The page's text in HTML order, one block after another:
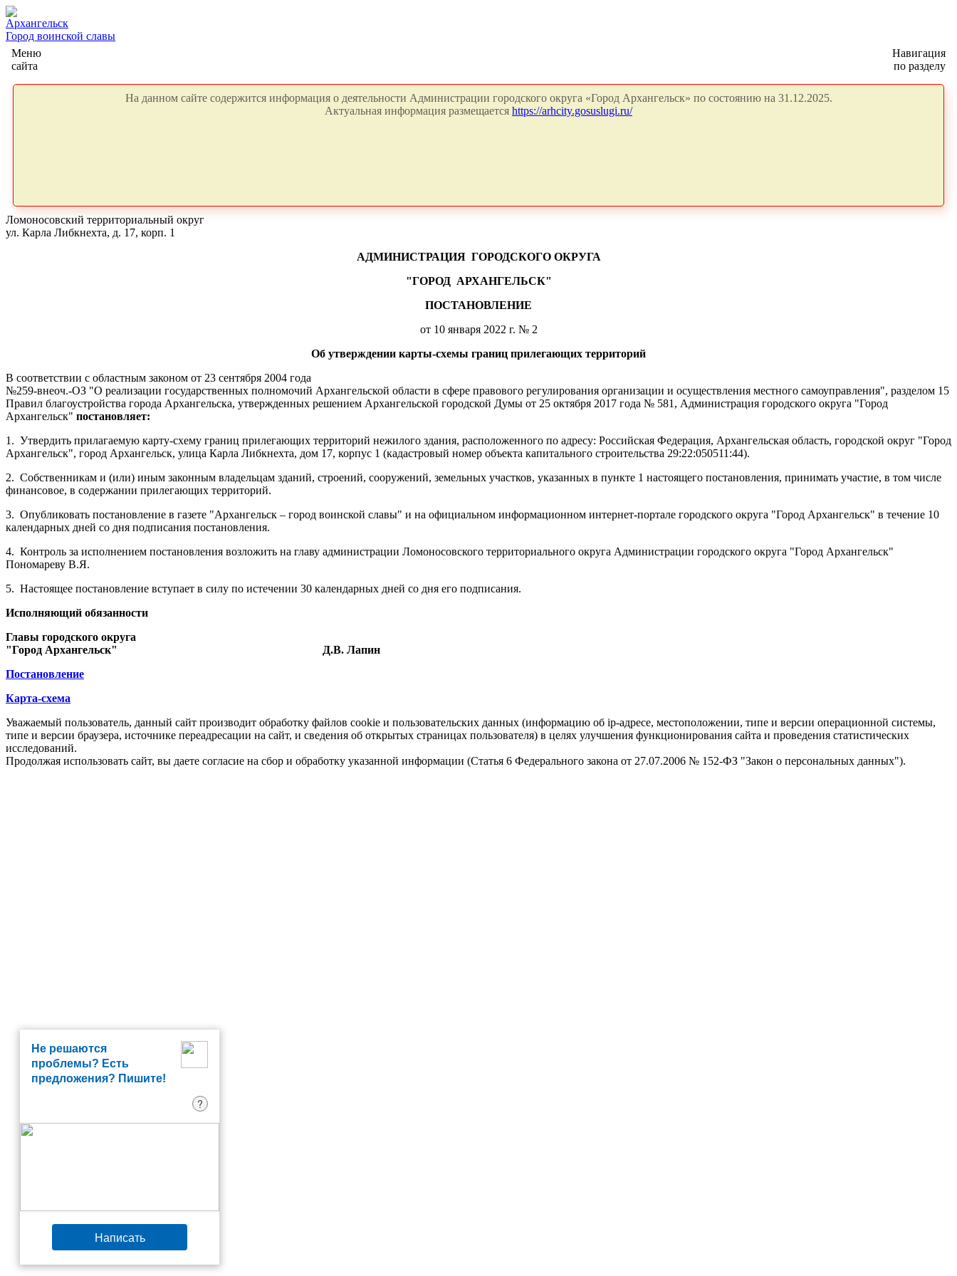
Архангельск
Город воинской славы
Меню
сайта
Навигация
по разделу
На данном сайте содержится информация о деятельности Администрации городского округа «Город Архангельск» по состоянию на 31.12.2025.
Актуальная информация размещается https://arhcity.gosuslugi.ru/
Ломоносовский территориальный округ
ул. Карла Либкнехта, д. 17, корп. 1
АДМИНИСТРАЦИЯ ГОРОДСКОГО ОКРУГА
"ГОРОД АРХАНГЕЛЬСК"
ПОСТАНОВЛЕНИЕ
от 10 января 2022 г. № 2
Об утверждении карты-схемы границ прилегающих территорий
В соответствии с областным законом от 23 сентября 2004 года
№259-внеоч.-ОЗ "О реализации государственных полномочий Архангельской области в сфере правового регулирования организации и осуществления местного самоуправления", разделом 15
Правил благоустройства города Архангельска, утвержденных решением Архангельской городской Думы от 25 октября 2017 года № 581, Администрация городского округа "Город
Архангельск" постановляет:
1. Утвердить прилагаемую карту-схему границ прилегающих территорий нежилого здания, расположенного по адресу: Российская Федерация, Архангельская область, городской округ "Город
Архангельск", город Архангельск, улица Карла Либкнехта, дом 17, корпус 1 (кадастровый номер объекта капитального строительства 29:22:050511:44).
2. Собственникам и (или) иным законным владельцам зданий, строений, сооружений, земельных участков, указанных в пункте 1 настоящего постановления, принимать участие, в том числе
финансовое, в содержании прилегающих территорий.
3. Опубликовать постановление в газете "Архангельск – город воинской славы" и на официальном информационном интернет-портале городского округа "Город Архангельск" в течение 10
календарных дней со дня подписания постановления.
4. Контроль за исполнением постановления возложить на главу администрации Ломоносовского территориального округа Администрации городского округа "Город Архангельск"
Пономареву В.Я.
5. Настоящее постановление вступает в силу по истечении 30 календарных дней со дня его подписания.
Исполняющий обязанности
Главы городского округа
"Город Архангельск"
Д.В. Лапин
Постановление
Карта-схема
Уважаемый пользователь, данный сайт производит обработку файлов cookie и пользовательских данных (информацию об ip-адресе, местоположении, типе и версии операционной системы,
типе и версии браузера, источнике переадресации на сайт, и сведения об открытых страницах пользователя) в целях улучшения функционирования сайта и проведения статистических
исследований.
Продолжая использовать сайт, вы даете согласие на сбор и обработку указанной информации (Статья 6 Федерального закона от 27.07.2006 № 152-ФЗ "Закон о персональных данных").
Не решаются
проблемы? Есть
предложения? Пишите!
?
Написать